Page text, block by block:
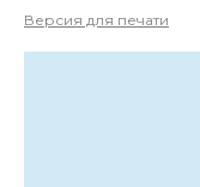
Версия для печати